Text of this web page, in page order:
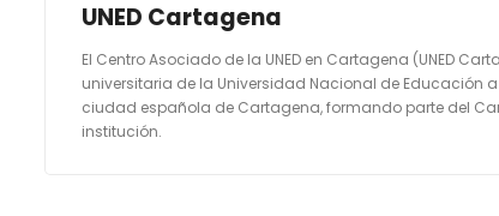
UNED Cartagena
El Centro Asociado de la UNED en Cartagena (UNED
universitaria de la Universidad Nacional de Educación
ciudad española de Cartagena, formando parte del
institución.